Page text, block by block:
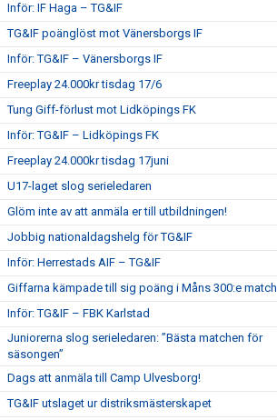
Inför: IF Haga – TG&IF
TG&IF poänglöst mot Vänersborgs IF
Inför: TG&IF – Vänersborgs IF
Freeplay 24.000kr tisdag 17/6
Tung Giff-förlust mot Lidköpings FK
Inför: TG&IF – Lidköpings FK
Freeplay 24.000kr tisdag 17juni
U17-laget slog serieledaren
Glöm inte av att anmäla er till utbildningen!
Jobbig nationaldagshelg för TG&IF
Inför: Herrestads AIF – TG&IF
Giffarna kämpade till sig poäng i Måns 300:e match
Inför: TG&IF – FBK Karlstad
Juniorerna slog serieledaren: ”Bästa matchen för
säsongen”
Dags att anmäla till Camp Ulvesborg!
TG&IF utslaget ur distriksmästerskapet